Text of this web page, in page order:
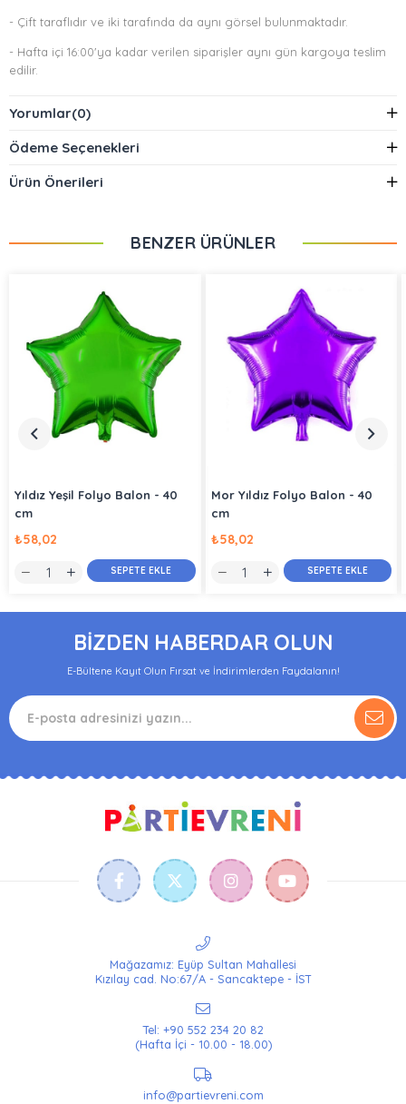
- Çift taraflıdır ve iki tarafında da aynı görsel bulunmaktadır.
- Hafta içi 16:00'ya kadar verilen siparişler aynı gün kargoya teslim
edilir.
Yorumlar(0)
Ödeme Seçenekleri
Ürün Önerileri
BENZER ÜRÜNLER
Yıldız Yeşil Folyo Balon - 40
cm
₺58,02
SEPETE EKLE
Mor Yıldız Folyo Balon - 40
cm
₺58,02
SEPETE EKLE
BİZDEN HABERDAR OLUN
E-Bültene Kayıt Olun Fırsat ve İndirimlerden Faydalanın!
Mağazamız: Eyüp Sultan Mahallesi
Kızılay cad. No:67/A - Sancaktepe - İST
Tel: +90 552 234 20 82
(Hafta İçi - 10.00 - 18.00)
info@partievreni.com